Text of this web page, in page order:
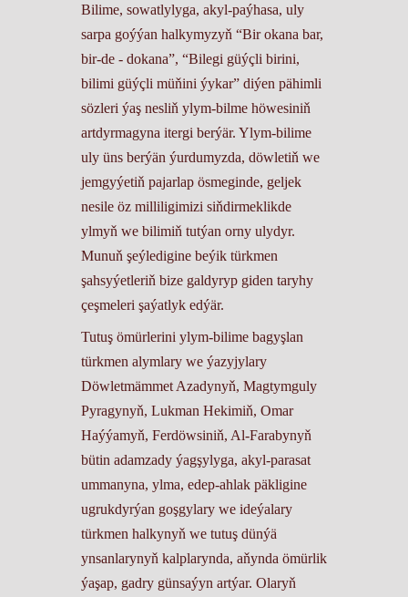
Bilime, sowatlylyga, akyl-paýhasa, uly
sarpa goýýan halkymyzyň “Bir okana bar,
bir-de - dokana”, “Bilegi güýçli birini,
bilimi güýçli müňini ýykar” diýen pähimli
sözleri ýaş nesliň ylym-bilme höwesiniň
artdyrmagyna itergi berýär. Ylym-bilime
uly üns berýän ýurdumyzda, döwletiň we
jemgyýetiň pajarlap ösmeginde, geljek
nesile öz milliligimizi siňdirmeklikde
ylmyň we bilimiň tutýan orny ulydyr.
Munuň şeýledigine beýik türkmen
şahsyýetleriň bize galdyryp giden taryhy
çeşmeleri şaýatlyk edýär.
Tutuş ömürlerini ylym-bilime bagyşlan
türkmen alymlary we ýazyjylary
Döwletmämmet Azadynyň, Magtymguly
Pyragynyň, Lukman Hekimiň, Omar
Haýýamyň, Ferdöwsiniň, Al-Farabynyň
bütin adamzady ýagşylyga, akyl-parasat
ummanyna, ylma, edep-ahlak päkligine
ugrukdyrýan goşgylary we ideýalary
türkmen halkynyň we tutuş dünýä
ynsanlarynyň kalplarynda, aňynda ömürlik
ýaşap, gadry günsaýyn artýar. Olaryň